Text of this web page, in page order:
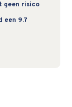
geen risico
een 9.7